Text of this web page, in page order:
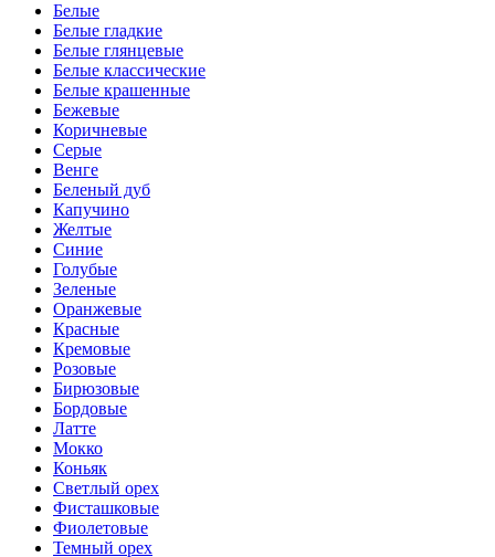
Белые
Белые гладкие
Белые глянцевые
Белые классические
Белые крашенные
Бежевые
Коричневые
Серые
Венге
Беленый дуб
Капучино
Желтые
Синие
Голубые
Зеленые
Оранжевые
Красные
Кремовые
Розовые
Бирюзовые
Бордовые
Латте
Мокко
Коньяк
Светлый орех
Фисташковые
Фиолетовые
Темный орех